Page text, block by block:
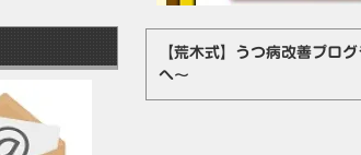
【荒木式】うつ病改善プロ
へ～